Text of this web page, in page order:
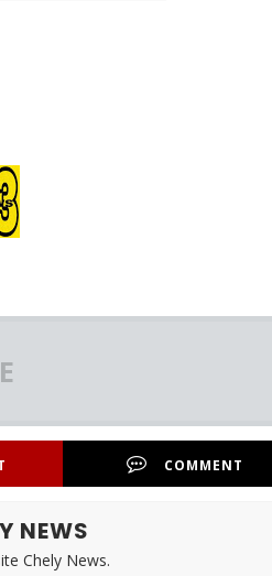
COMMENT
NEWS
Chely News.